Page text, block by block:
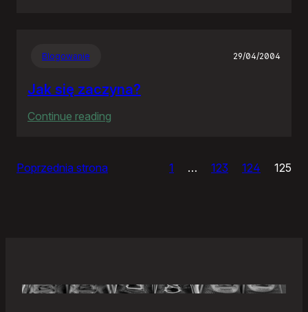
Blogowanie 29/04/2004
Jak się zaczyna?
Continue reading
Poprzednia strona 1 … 123 124 125